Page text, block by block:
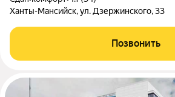
Ханты-Мансийск, ул. Дзержинского, 33
Позвонить